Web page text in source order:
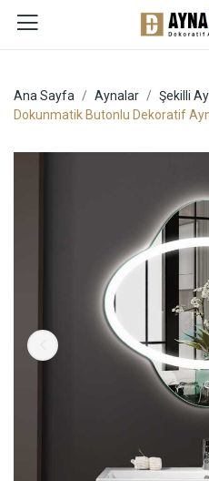
Ana Sayfa Aynalar Şekilli
Dokunmatik Butonlu Dekoratif